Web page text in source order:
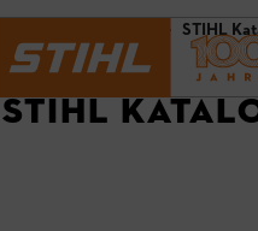
STIHL
STIHL